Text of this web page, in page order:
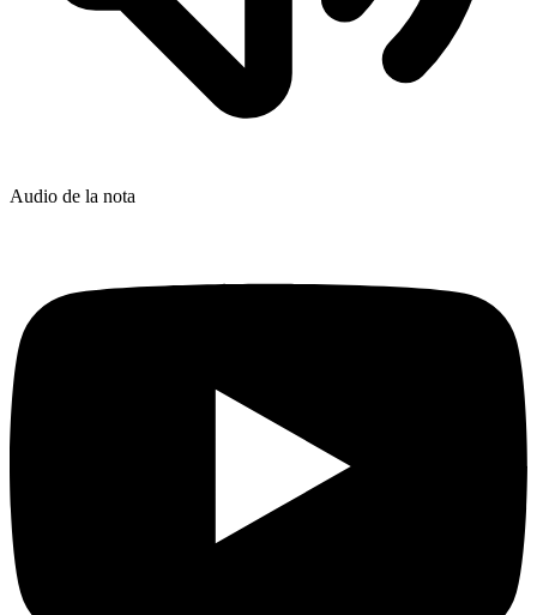
Audio de la nota